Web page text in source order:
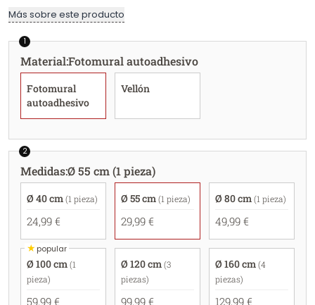
Más sobre este producto
1
Material:Fotomural autoadhesivo
Fotomural
autoadhesivo
Vellón
2
Medidas:Ø 55 cm (1 pieza)
Ø 40 cm (1 pieza)
24,99 €
Ø 55 cm (1 pieza)
29,99 €
Ø 80 cm (1 pieza)
49,99 €
★popular
Ø 100 cm (1
pieza)
59,99 €
Ø 120 cm (3
piezas)
99,99 €
Ø 160 cm (4
piezas)
129,99 €